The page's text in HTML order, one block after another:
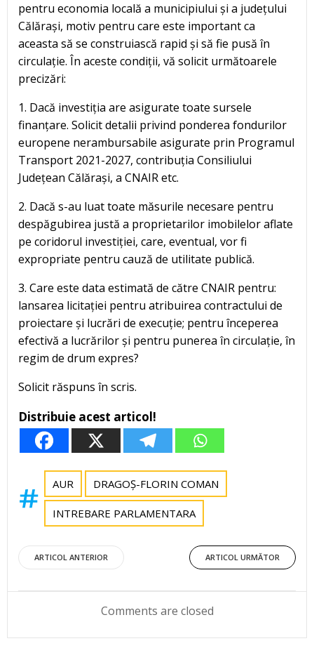
pentru economia locală a municipiului și a județului
Călărași, motiv pentru care este important ca
aceasta să se construiască rapid și să fie pusă în
circulație. În aceste condiții, vă solicit următoarele
precizări:
1. Dacă investiția are asigurate toate sursele
finanțare. Solicit detalii privind ponderea fondurilor
europene nerambursabile asigurate prin Programul
Transport 2021-2027, contribuția Consiliului
Județean Călărași, a CNAIR etc.
2. Dacă s-au luat toate măsurile necesare pentru
despăgubirea justă a proprietarilor imobilelor aflate
pe coridorul investiției, care, eventual, vor fi
expropriate pentru cauză de utilitate publică.
3. Care este data estimată de către CNAIR pentru:
lansarea licitației pentru atribuirea contractului de
proiectare și lucrări de execuție; pentru începerea
efectivă a lucrărilor și pentru punerea în circulație, în
regim de drum expres?
Solicit răspuns în scris.
Distribuie acest articol!
AUR DRAGOȘ-FLORIN COMAN
INTREBARE PARLAMENTARA
Post
navigation
ARTICOL ANTERIOR
Post
navigation
ARTICOL URMĂTOR
Comments are closed